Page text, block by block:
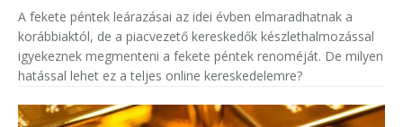
A fekete péntek leárazásai az idei évben elmaradhatnak a
korábbiaktól, de a piacvezető kereskedők készlethalmozással
igyekeznek megmenteni a fekete péntek renoméját. De milyen
hatással lehet ez a teljes online kereskedelemre?